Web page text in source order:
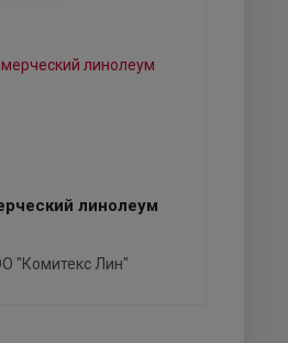
линолеум
"Комитекс Лин"